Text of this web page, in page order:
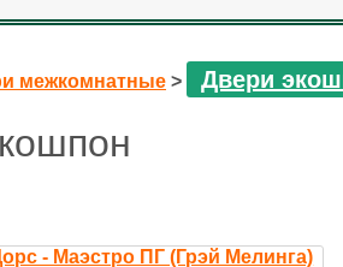
межкомнатные > Двери